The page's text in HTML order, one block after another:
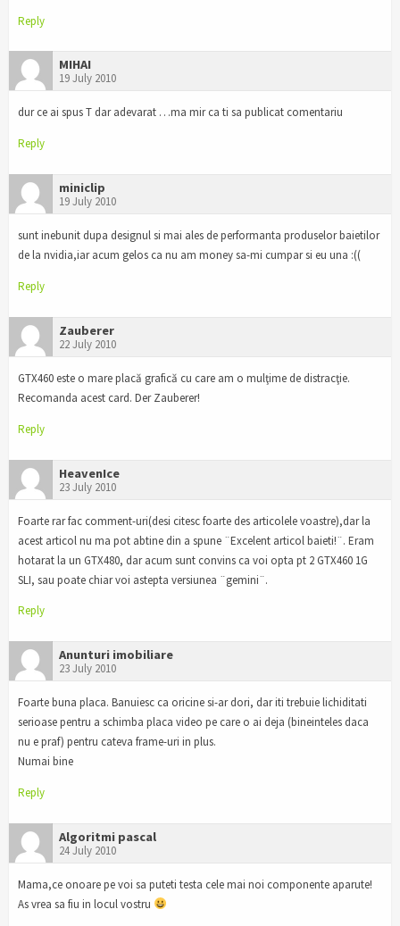
Reply
MIHAI
19 July 2010
dur ce ai spus T dar adevarat …ma mir ca ti sa publicat comentariu
Reply
miniclip
19 July 2010
sunt inebunit dupa designul si mai ales de performanta produselor baietilor
de la nvidia,iar acum gelos ca nu am money sa-mi cumpar si eu una :((
Reply
Zauberer
22 July 2010
GTX460 este o mare placă grafică cu care am o mulţime de distracţie.
Recomanda acest card. Der Zauberer!
Reply
HeavenIce
23 July 2010
Foarte rar fac comment-uri(desi citesc foarte des articolele voastre),dar la
acest articol nu ma pot abtine din a spune ¨Excelent articol baieti!¨. Eram
hotarat la un GTX480, dar acum sunt convins ca voi opta pt 2 GTX460 1G
SLI, sau poate chiar voi astepta versiunea ¨gemini¨.
Reply
Anunturi imobiliare
23 July 2010
Foarte buna placa. Banuiesc ca oricine si-ar dori, dar iti trebuie lichiditati
serioase pentru a schimba placa video pe care o ai deja (bineinteles daca
nu e praf) pentru cateva frame-uri in plus.
Numai bine
Reply
Algoritmi pascal
24 July 2010
Mama,ce onoare pe voi sa puteti testa cele mai noi componente aparute!
As vrea sa fiu in locul vostru